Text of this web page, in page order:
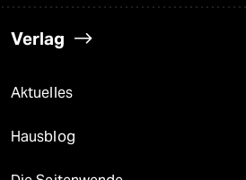
Verlag
Aktuelles
Hausblog